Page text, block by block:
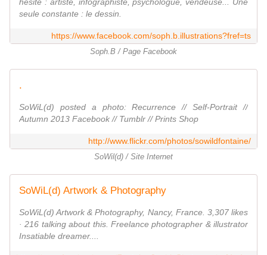
seule constante : le dessin.
https://www.facebook.com/soph.b.illustrations?fref=ts
Soph.B / Page Facebook
.
SoWiL(d) posted a photo: Recurrence // Self-Portrait //
Autumn 2013 Facebook // Tumblr // Prints Shop
http://www.flickr.com/photos/sowildfontaine/
SoWil(d) / Site Internet
SoWiL(d) Artwork & Photography
SoWiL(d) Artwork & Photography, Nancy, France. 3,307 likes
· 216 talking about this. Freelance photographer & illustrator
Insatiable dreamer....